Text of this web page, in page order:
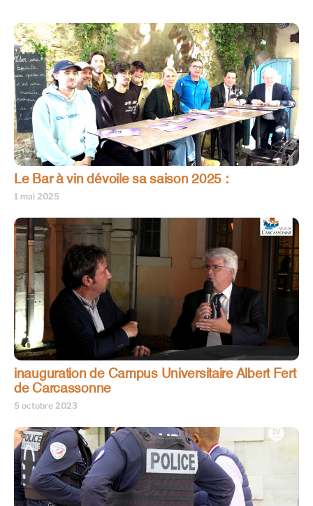
Le Bar à vin dévoile sa saison 2025 :
1 mai 2025
inauguration de Campus Universitaire Albert Fert
de Carcassonne
5 octobre 2023